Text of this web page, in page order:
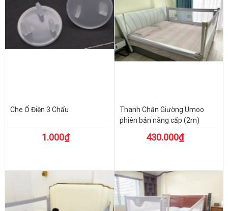
Che Ổ Điện 3 Chấu
1.000₫
Thanh Chắn Giường Umoo
phiên bản nâng cấp (2m)
430.000₫